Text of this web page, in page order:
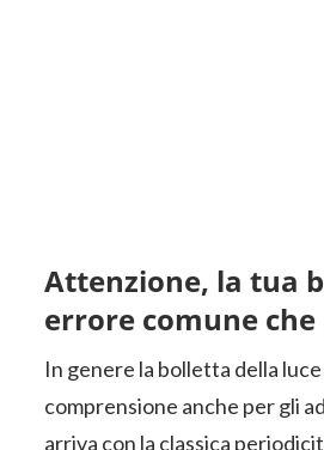
Attenzione, la tua
errore comune
In genere la bolletta della
comprensione anche per gli
arriva con la classica